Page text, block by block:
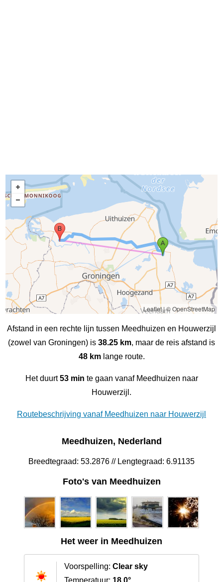
Leaflet|© OpenStreetMap
Afstand in een rechte lijn tussen Meedhuizen en Houwerzijl
(zowel van Groningen) is 38.25 km, maar de reis afstand is
48 kmlange route.
Het duurt53 min te gaan vanaf Meedhuizen naar
Houwerzijl.
Routebeschrijving vanaf Meedhuizen naar Houwerzijl
Meedhuizen, Nederland
Breedtegraad: 53.2876 // Lengtegraad: 6.91135
Foto's van Meedhuizen
Het weer in Meedhuizen
Voorspelling: Clear sky